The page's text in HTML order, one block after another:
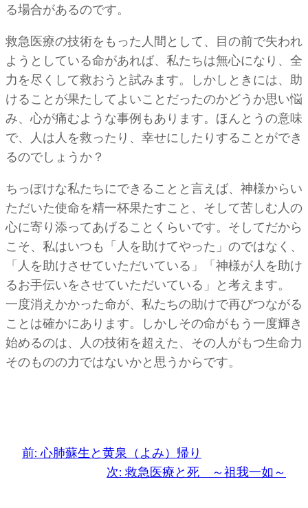
る場合があるのです。
救急医療の技術をもった人間として、目の前で失われ
ようとしている命があれば、私たちは無心になり、全
力を尽くして救おうと試みます。しかしときには、助
けることが果たしてよいことだったのかどうか思い悩
み、心が痛むような事例もあります。ほんとうの意味
で、人は人を救ったり、幸せにしたりすることができ
るのでしょうか？
ちっぽけな私たちにできることと言えば、神様からい
ただいた使命を精一杯果たすこと、そして苦しむ人の
心に寄り添ってあげることくらいです。そしてだから
こそ、私はいつも「人を助けてやった」のではなく、
「人を助けさせていただいている」「神様が人を助け
るお手伝いをさせていただいている」と考えます。
一度消えかかった命が、私たちの助けで再びつながる
ことは確かにあります。しかしその命がもう一度輝き
始めるのは、人の技術を超えた、その人がもつ生命力
そのものの力ではないかと思うからです。
前: 心肺蘇生と黄泉（よみ）帰り
次: 救急医療と死 ～祖我一如～